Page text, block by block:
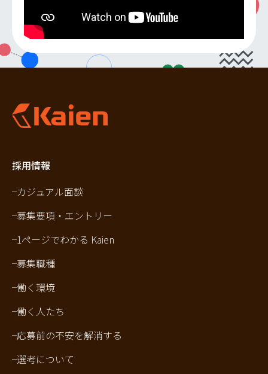
採用情報
カジュアル面談
募集要項・エントリー
1ページでわかる Kaien
募集職種
働く環境
働く人たち
応募前の不安を解消する
選考について